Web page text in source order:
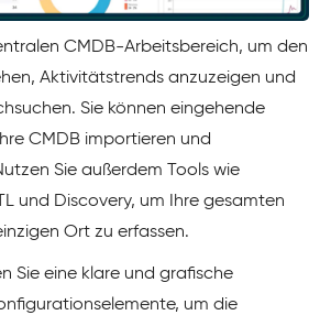
CMDB-Arbeitsbereich, um den
Aktivitätstrends anzuzeigen und
Sie können eingehende
CMDB importieren und
Sie außerdem Tools wie
und Discovery, um Ihre gesamten
Ort zu erfassen.
Sie eine klare und grafische
um die